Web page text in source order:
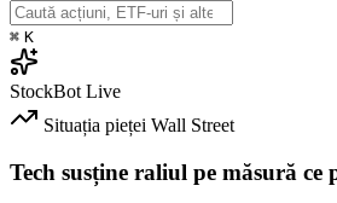
⌘ K
StockBot Live
Situația pieței Wall Street
Tech susține raliul pe măsură ce